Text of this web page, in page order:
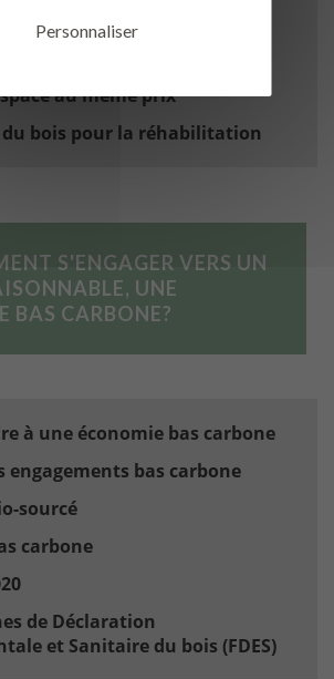
Personnaliser
thermique (hiver/été) et
au même prix
du bois pour la réhabilitation
S'ENGAGER VERS UN
UNE
BAS CARBONE?
à une économie bas carbone
engagements bas carbone
sourcé
carbone
de Déclaration
et Sanitaire du bois (FDES)